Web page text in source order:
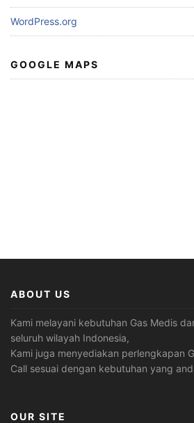
WordPress.org
GOOGLE MAPS
ABOUT US
Kami melayani kebutuhan Gas Medis
seluruh wilayah Indonesia,
Kami juga menyediakan perlengkapan
Call sesuai dengan kebutuhan yang
OUR SITE